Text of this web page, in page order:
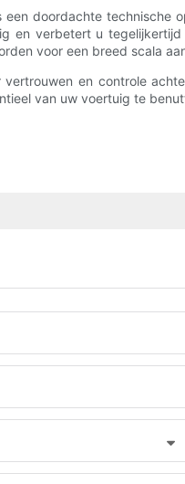
doordachte
en verbetert u
voor een breed scala
en controle
van uw voertuig te